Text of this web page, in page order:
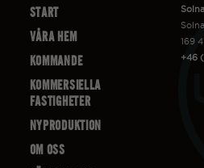
START
VÅRA HEM
KOMMANDE
KOMMERSIELLA
FASTIGHETER
NYPRODUKTION
OM OSS
Solna
169
+46